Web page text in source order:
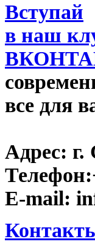
Вступай
в наш
все для
Адрес: г.
Телефон:
E-mail: